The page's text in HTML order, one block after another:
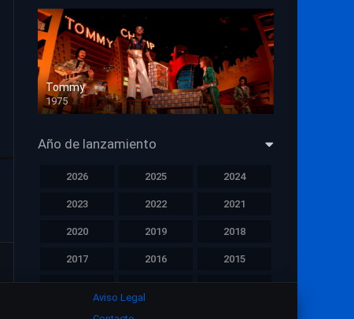
Tommy
1975
HD 1080p
Año de lanzamiento
2026 2025 2024
2023 2022 2021
2020 2019 2018
2017 2016 2015
Aviso Legal